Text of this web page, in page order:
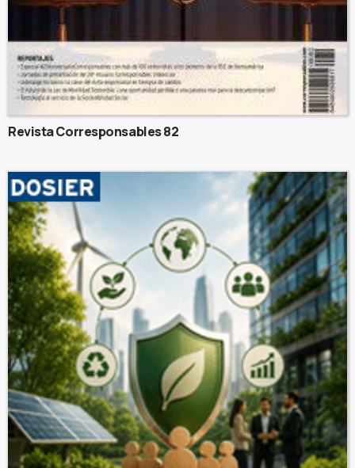
Revista Corresponsables 82